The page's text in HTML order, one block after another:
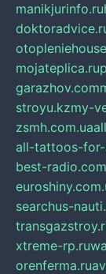
manikjurinfo.ru
mojateplica.ru
garazhov.com
stroyu.kzmy-
zsmh.com.ua
all-tattoos-for-
best-
searchus-
xtreme-rp.ru
orenferma.ru